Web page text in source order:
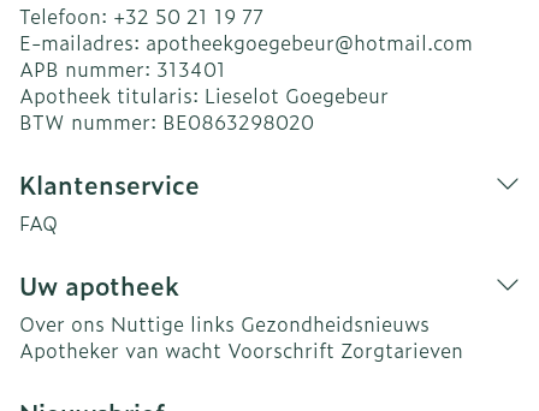
Telefoon: +32 50 21 19 77
E-mailadres: apotheekgoegebeur@hotmail.com
APB nummer: 313401
Apotheek titularis: Lieselot Goegebeur
BTW nummer: BE0863298020
Klantenservice
FAQ
Uw apotheek
Over ons Nuttige links Gezondheidsnieuws
Apotheker van wacht Voorschrift Zorgtarieven